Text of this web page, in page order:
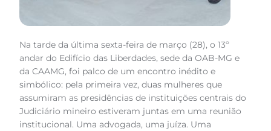
Na tarde da última sexta-feira de março (28), o 13º
andar do Edifício das Liberdades, sede da OAB-MG e
da CAAMG, foi palco de um encontro inédito e
simbólico: pela primeira vez, duas mulheres que
assumiram as presidências de instituições centrais do
Judiciário mineiro estiveram juntas em uma reunião
institucional. Uma advogada, uma juíza. Uma